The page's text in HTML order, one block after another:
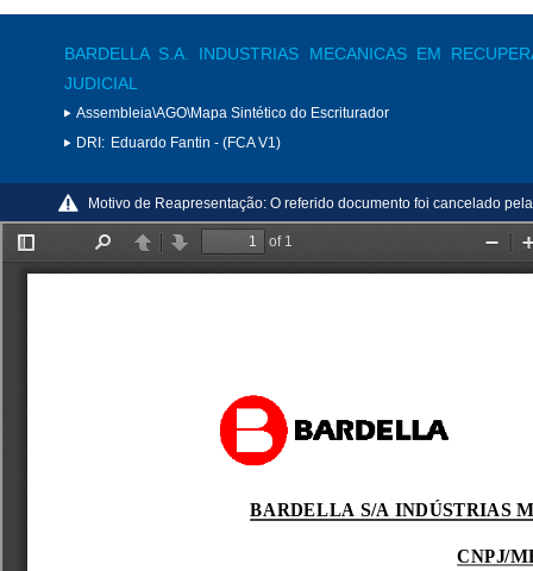
BARDELLA S.A. INDUSTRIAS MECANICAS EM
JUDICIAL
Assembleia\AGO\Mapa Sintético do Escriturador
DRI: Eduardo Fantin - (FCA V1)
Motivo de Reapresentação: O referido documento foi cancelado